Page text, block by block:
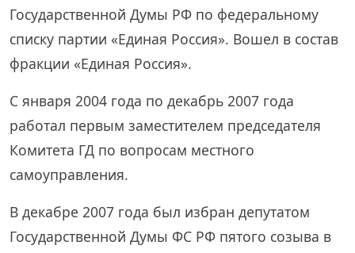
Государственной Думы РФ по федеральному
списку партии «Единая Россия». Вошел в состав
фракции «Единая Россия».
С января 2004 года по декабрь 2007 года
работал первым заместителем председателя
Комитета ГД по вопросам местного
самоуправления.
В декабре 2007 года был избран депутатом
Государственной Думы ФС РФ пятого созыва в